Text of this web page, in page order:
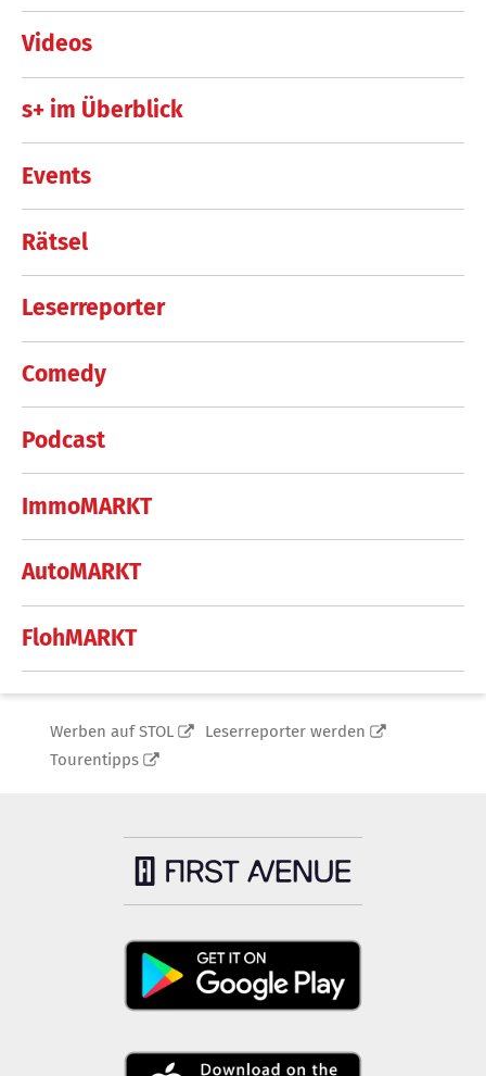
Videos
s+ im Überblick
Events
Rätsel
Leserreporter
Comedy
Podcast
ImmoMARKT
AutoMARKT
FlohMARKT
Werben auf STOL
Leserreporter werden
Tourentipps